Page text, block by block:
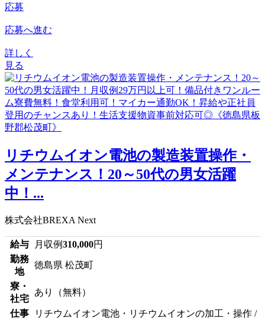
応募
応募へ進む
詳しく
見る
リチウムイオン電池の製造装置操作・
メンテナンス！20～50代の男女活躍
中！...
株式会社BREXA Next
給与 月収例310,000円
勤務
地
徳島県 松茂町
寮・
社宅
あり（無料）
仕事
リチウムイオン電池・リチウムイオンの加工・操作 /